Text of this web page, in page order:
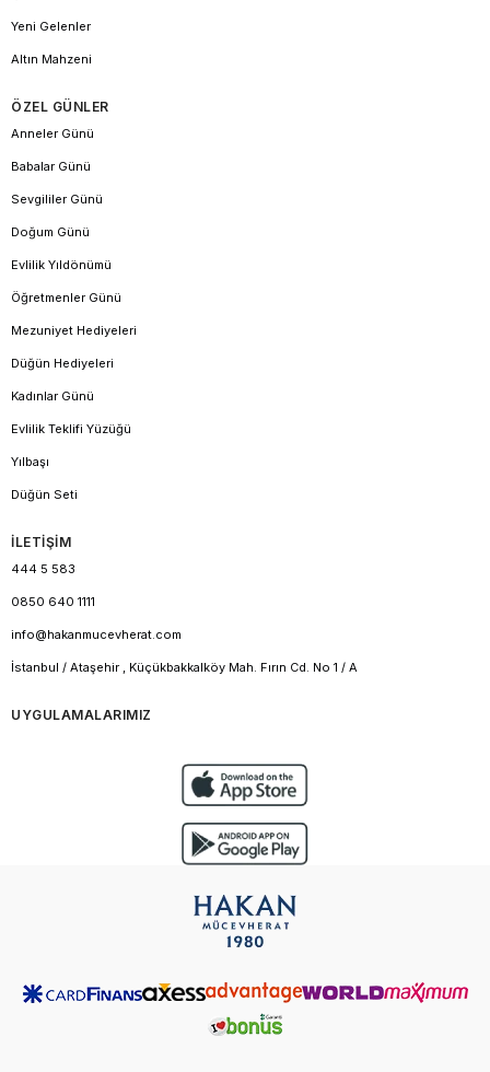
Yeni Gelenler
Altın Mahzeni
ÖZEL GÜNLER
Anneler Günü
Babalar Günü
Sevgililer Günü
Doğum Günü
Evlilik Yıldönümü
Öğretmenler Günü
Mezuniyet Hediyeleri
Düğün Hediyeleri
Kadınlar Günü
Evlilik Teklifi Yüzüğü
Yılbaşı
Düğün Seti
İLETİŞİM
444 5 583
0850 640 1111
info@hakanmucevherat.com
İstanbul / Ataşehir , Küçükbakkalköy Mah. Fırın Cd. No 1 / A
UYGULAMALARIMIZ